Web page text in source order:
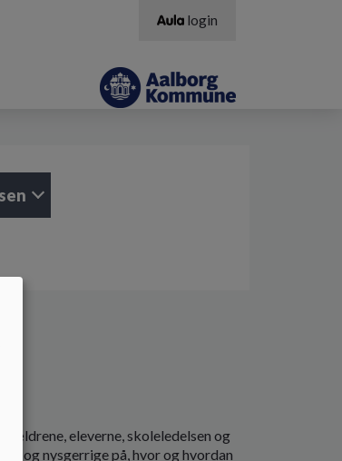
login
eleverne, skoleledelsen og
og nysgerrige på, hvor og hvordan